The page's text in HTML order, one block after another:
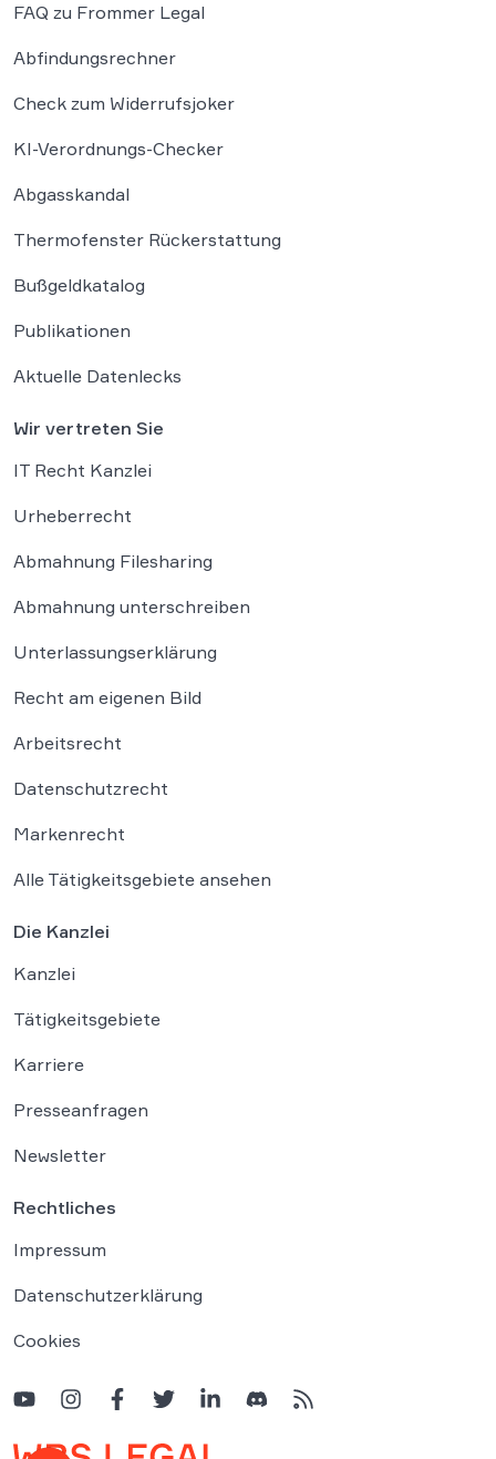
FAQ zu Frommer Legal
Abfindungsrechner
Check zum Widerrufsjoker
KI-Verordnungs-Checker
Abgasskandal
Thermofenster Rückerstattung
Bußgeldkatalog
Publikationen
Aktuelle Datenlecks
Wir vertreten Sie
IT Recht Kanzlei
Urheberrecht
Abmahnung Filesharing
Abmahnung unterschreiben
Unterlassungserklärung
Recht am eigenen Bild
Arbeitsrecht
Datenschutzrecht
Markenrecht
Alle Tätigkeitsgebiete ansehen
Die Kanzlei
Kanzlei
Tätigkeitsgebiete
Karriere
Presseanfragen
Newsletter
Rechtliches
Impressum
Datenschutzerklärung
Cookies